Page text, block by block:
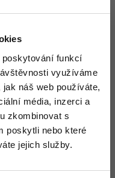
poskytování funkcí
využíváme
náš web používáte,
média, inzerci a
zkombinovat s
poskytli nebo které
jejich služby.
webzdarma ...
4.4.2013 18:53
že to menu je reklama.